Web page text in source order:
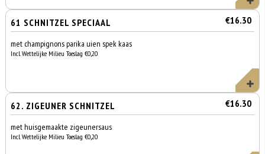
61 SCHNITZEL SPECIAAL €16.30
met champignons parika uien spek kaas
Incl. Wettelijke Milieu Toeslag €0,20
62. ZIGEUNER SCHNITZEL €16.30
met huisgemaakte zigeunersaus
Incl. Wettelijke Milieu Toeslag €0,20